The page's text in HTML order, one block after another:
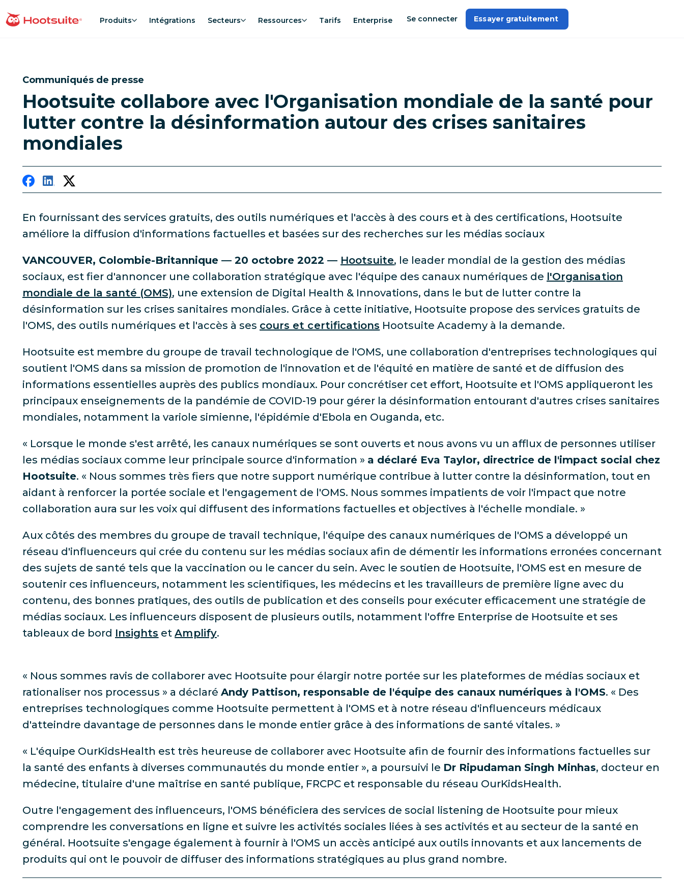
au
Accueil Produits Intégrations Secteurs Ressources Tarifs Enterprise Se connecter Essayer gratuitement
Communiqués de presse
Hootsuite collabore avec l'Organisation mondiale de la santé pour
lutter contre la désinformation autour des crises sanitaires
mondiales
En fournissant des services gratuits, des outils numériques et l'accès à des cours et à des certifications, Hootsuite
améliore la diffusion d'informations factuelles et basées sur des recherches sur les médias sociaux
VANCOUVER, Colombie-Britannique — 20 octobre 2022 — Hootsuite, le leader mondial de la gestion des médias
sociaux, est fier d'annoncer une collaboration stratégique avec l'équipe des canaux numériques de l'Organisation
mondiale de la santé (OMS), une extension de Digital Health & Innovations, dans le but de lutter contre la
désinformation sur les crises sanitaires mondiales. Grâce à cette initiative, Hootsuite propose des services gratuits de
l'OMS, des outils numériques et l'accès à ses cours et certifications Hootsuite Academy à la demande.
Hootsuite est membre du groupe de travail technologique de l'OMS, une collaboration d'entreprises technologiques qui
soutient l'OMS dans sa mission de promotion de l'innovation et de l'équité en matière de santé et de diffusion des
informations essentielles auprès des publics mondiaux. Pour concrétiser cet effort, Hootsuite et l'OMS appliqueront les
principaux enseignements de la pandémie de COVID-19 pour gérer la désinformation entourant d'autres crises sanitaires
mondiales, notamment la variole simienne, l'épidémie d'Ebola en Ouganda, etc.
« Lorsque le monde s'est arrêté, les canaux numériques se sont ouverts et nous avons vu un afflux de personnes utiliser
les médias sociaux comme leur principale source d'information » a déclaré Eva Taylor, directrice de l'impact social chez
Hootsuite. « Nous sommes très fiers que notre support numérique contribue à lutter contre la désinformation, tout en
aidant à renforcer la portée sociale et l'engagement de l'OMS. Nous sommes impatients de voir l'impact que notre
collaboration aura sur les voix qui diffusent des informations factuelles et objectives à l'échelle mondiale. »
Aux côtés des membres du groupe de travail technique, l'équipe des canaux numériques de l'OMS a développé un
réseau d'influenceurs qui crée du contenu sur les médias sociaux afin de démentir les informations erronées concernant
des sujets de santé tels que la vaccination ou le cancer du sein. Avec le soutien de Hootsuite, l'OMS est en mesure de
soutenir ces influenceurs, notamment les scientifiques, les médecins et les travailleurs de première ligne avec du
contenu, des bonnes pratiques, des outils de publication et des conseils pour exécuter efficacement une stratégie de
médias sociaux. Les influenceurs disposent de plusieurs outils, notamment l'offre Enterprise de Hootsuite et ses
tableaux de bord Insights etAmplify.
« Nous sommes ravis de collaborer avec Hootsuite pour élargir notre portée sur les plateformes de médias sociaux et
rationaliser nos processus » a déclaré Andy Pattison, responsable de l'équipe des canaux numériques à l'OMS. « Des
entreprises technologiques comme Hootsuite permettent à l'OMS et à notre réseau d'influenceurs médicaux
d'atteindre davantage de personnes dans le monde entier grâce à des informations de santé vitales. »
« L'équipe OurKidsHealth est très heureuse de collaborer avec Hootsuite afin de fournir des informations factuelles sur
la santé des enfants à diverses communautés du monde entier », a poursuivi le Dr Ripudaman Singh Minhas, docteur en
médecine, titulaire d'une maîtrise en santé publique, FRCPC et responsable du réseau OurKidsHealth.
Outre l'engagement des influenceurs, l'OMS bénéficiera des services de social listening de Hootsuite pour mieux
comprendre les conversations en ligne et suivre les activités sociales liées à ses activités et au secteur de la santé en
général. Hootsuite s'engage également à fournir à l'OMS un accès anticipé aux outils innovants et aux lancements de
produits qui ont le pouvoir de diffuser des informations stratégiques au plus grand nombre.